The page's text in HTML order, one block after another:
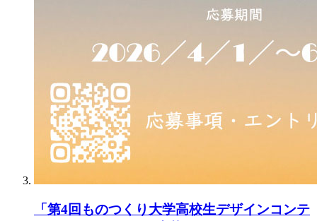
「第4回ものつくり大学高校生デザインコンテ